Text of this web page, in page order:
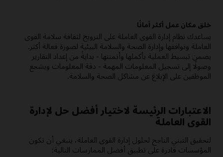
خلق مكان عمل أكثر أمانًا
يساعدك نظام إدارة القوى العاملة على الترويج لثقافة سلامة القوى
العاملة وتوافقها وإدارة الصحة والسلامة البيئية لصورة فعالة أكثر.
يضمن تبسيط العملية بأكملها وأتمتتها - بدايةً من إعداد التقارير
وصولًا إلى تسجيل المعلومات المهمة - دقة المعلومات ويشجع
الموظفين على الإبلاغ عن مشاكل الصحة والسلامة.
الاعتبارات الرئيسة لاختيار أفضل حل لإدارة
القوى العاملة
لتحقيق التبني الناجح لحلول إدارة القوى العاملة، ينبغي أن تكون
المؤسسات قادرة على تطبيق أفضل الممارسات التالية: